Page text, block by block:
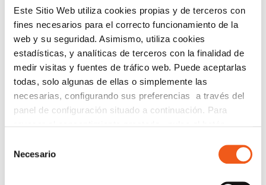
Este Sitio Web utiliza cookies propias y de terceros con
fines necesarios para el correcto funcionamiento de la
web y su seguridad. Asimismo, utiliza cookies
estadísticas, y analíticas de terceros con la finalidad de
medir visitas y fuentes de tráfico web. Puede aceptarlas
todas, solo algunas de ellas o simplemente las
necesarias, configurando sus preferencias a través del
panel de configuración situado a continuación. Para
consultar nuestra política de cookies
política de cookies
Necesario
Nombre (opcional)
Información básica en protección de datos.- De
conformidad con el RGPD y la LOPDGDD,
informativo entre los suscriptores. Para obtener más
información acerca del tratamiento de sus datos y